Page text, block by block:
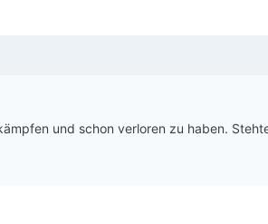
und schon verloren zu haben.